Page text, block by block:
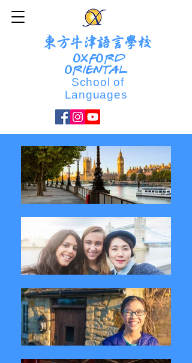
東方牛津語言學校
OXFORD
ORIENTAL
School of
Languages